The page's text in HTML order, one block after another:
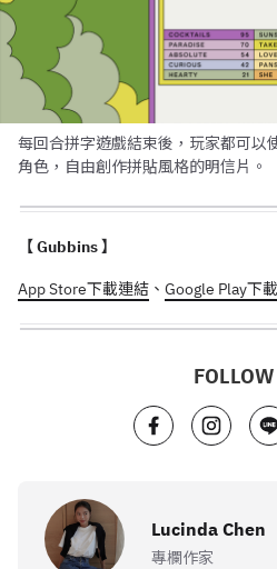
每回合拼字遊戲結束後，玩家都可以
角色，自由創作拼貼風格的明信片。
【 Gubbins 】
App Store下載連結 、 Google Play下
Lucinda Chen
專欄作家